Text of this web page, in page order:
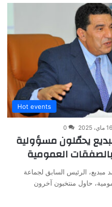
Hot events
16 ماي، 2025 0
يحمّلون مسؤولية
العمومية
الرئيس السابق لجماعة
حاول منتخبون آخرون